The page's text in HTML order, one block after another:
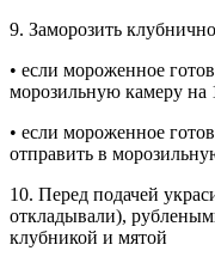
9. Заморозить
• если мороженное
морозильную камеру на
• если мороженное
отправить в
10. Перед подачей
откладывали),
клубникой и мятой